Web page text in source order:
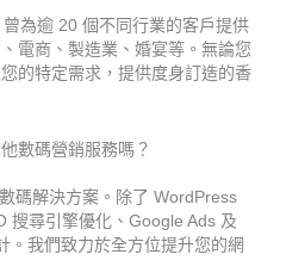
為逾 20 個不同行業的客戶提供
電商、製造業、婚宴等。無論您
的特定需求，提供度身訂造的香
數碼營銷服務嗎？
碼解決方案。除了 WordPress
搜尋引擎優化、Google Ads 及
。我們致力於全方位提升您的網